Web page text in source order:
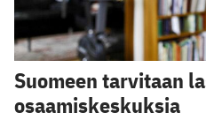
Suomeen tarvitaan
osaamiskeskuksia